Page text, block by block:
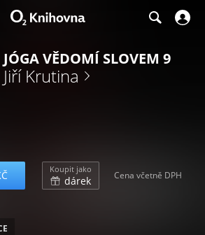
JÓGA VĚDOMÍ SLOVEM 9
Jiří Krutina
Koupit jako
dárek Cena včetně DPH